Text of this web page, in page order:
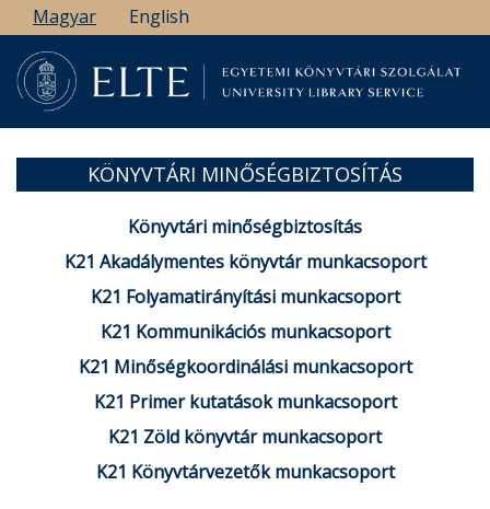
Ugrás
a
tartalomra
Magyar English
KÖNYVTÁRI MINŐSÉGBIZTOSÍTÁS
Könyvtári minőségbiztosítás
K21 Akadálymentes könyvtár munkacsoport
K21 Folyamatirányítási munkacsoport
K21 Kommunikációs munkacsoport
K21 Minőségkoordinálási munkacsoport
K21 Primer kutatások munkacsoport
K21 Zöld könyvtár munkacsoport
K21 Könyvtárvezetők munkacsoport